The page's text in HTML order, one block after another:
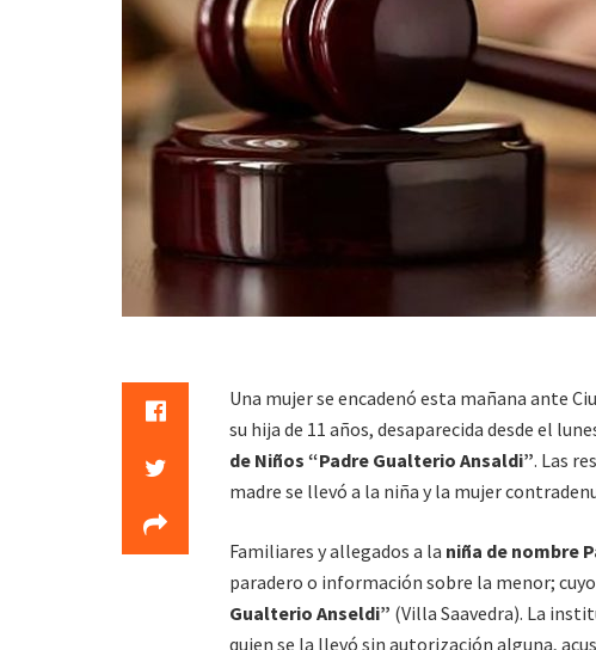
Una mujer se encadenó esta mañana ante
su hija de 11 años, desaparecida desde el
de Niños “Padre Gualterio Ansaldi”. Las
madre se llevó a la niña y la mujer
Familiares y allegados a la niña de nombre
paradero o información sobre la menor;
Gualterio Anseldi” (Villa Saavedra). La
quien se la llevó sin autorización alguna,